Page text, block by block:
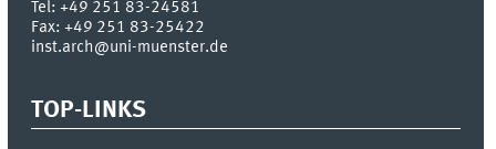
Tel:+49 251 83-24581
Fax:+49 251 83-25422
inst.arch@uni-muenster.de
TOP-LINKS